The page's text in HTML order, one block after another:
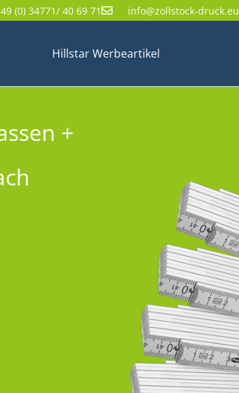
(0) 34771/ 40 69 71 info@zollstock-druck.eu
Hillstar Werbeartikel
+